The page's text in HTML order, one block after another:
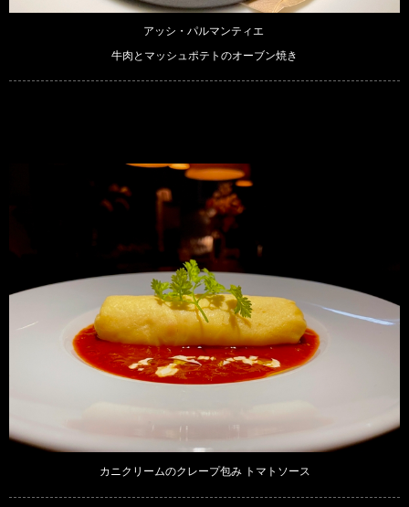
アッシ・パルマンティエ
牛肉とマッシュポテトのオーブン焼き
カニクリームのクレープ包み トマトソース